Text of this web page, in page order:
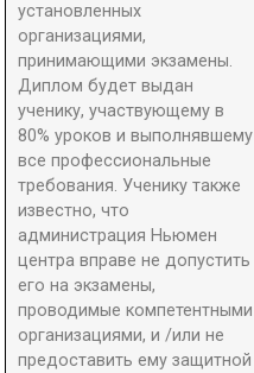
установленных
организациями,
принимающими экзамены.
Диплом будет выдан
ученику, участвующему в
80% уроков и выполнявшему
все профессиональные
требования. Ученику также
известно, что
администрация Ньюмен
центра вправе не допустить
его на экзамены,
проводимые компетентными
организациями, и /или не
предоставить ему защитной